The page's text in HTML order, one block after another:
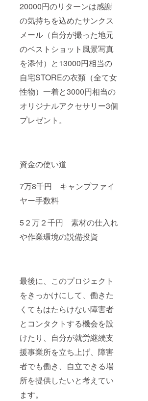
20000円のリターンは感謝
の気持ちを込めたサンクス
メール（自分が撮った地元
のベストショット風景写真
を添付）と13000円相当の
自宅STOREの衣類（全て女
性物）一着と3000円相当の
オリジナルアクセサリー3個
プレゼント。
資金の使い道
7万8千円 キャンプファイ
ヤー手数料
5２万２千円 素材の仕入れ
や作業環境の説備投資
最後に、このプロジェクト
をきっかけにして、働きた
くてもはたらけない障害者
とコンタクトする機会を設
けたり、自分が就労継続支
援事業所を立ち上げ、障害
者でも働き、自立できる場
所を提供したいと考えてい
ます。